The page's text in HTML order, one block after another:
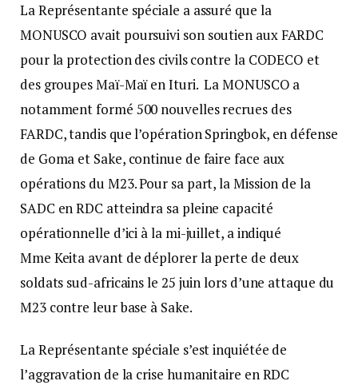
La Représentante spéciale a assuré que la
MONUSCO avait poursuivi son soutien aux FARDC
pour la protection des civils contre la CODECO et
des groupes Maï-Maï en Ituri. La MONUSCO a
notamment formé 500 nouvelles recrues des
FARDC, tandis que l’opération Springbok, en défense
de Goma et Sake, continue de faire face aux
opérations du M23. Pour sa part, la Mission de la
SADC en RDC atteindra sa pleine capacité
opérationnelle d’ici à la mi-juillet, a indiqué
Mme Keita avant de déplorer la perte de deux
soldats sud-africains le 25 juin lors d’une attaque du
M23 contre leur base à Sake.
La Représentante spéciale s’est inquiétée de
l’aggravation de la crise humanitaire en RDC